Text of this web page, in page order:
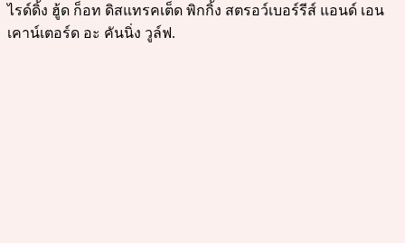
ไรด์ดิ้ง ฮู้ด ก็อท ดิสแทรคเต็ด พิกกิ้ง สตรอว์เบอร์รีส์ แอนด์ เอน
เคาน์เตอร์ด อะ คันนิ่ง วูล์ฟ.